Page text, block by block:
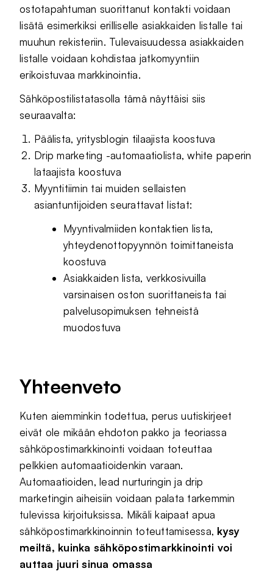
ostotapahtuman suorittanut kontakti voidaan
lisätä esimerkiksi erilliselle asiakkaiden listalle tai
muuhun rekisteriin. Tulevaisuudessa asiakkaiden
listalle voidaan kohdistaa jatkomyyntiin
erikoistuvaa markkinointia.
Sähköpostilistatasolla tämä näyttäisi siis
seuraavalta:
Päälista, yritysblogin tilaajista koostuva
Drip marketing -automaatiolista, white paperin
lataajista koostuva
Myyntitiimin tai muiden sellaisten
asiantuntijoiden seurattavat listat:
Myyntivalmiiden kontaktien lista,
yhteydenottopyynnön toimittaneista
koostuva
Asiakkaiden lista, verkkosivuilla
varsinaisen oston suorittaneista tai
palvelusopimuksen tehneistä
muodostuva
Yhteenveto
Kuten aiemminkin todettua, perus uutiskirjeet
eivät ole mikään ehdoton pakko ja teoriassa
sähköpostimarkkinointi voidaan toteuttaa
pelkkien automaatioidenkin varaan.
Automaatioiden, lead nurturingin ja drip
marketingin aiheisiin voidaan palata tarkemmin
tulevissa kirjoituksissa. Mikäli kaipaat apua
sähköpostimarkkinoinnin toteuttamisessa, kysy
meiltä, kuinka sähköpostimarkkinointi voi
auttaa juuri sinua omassa